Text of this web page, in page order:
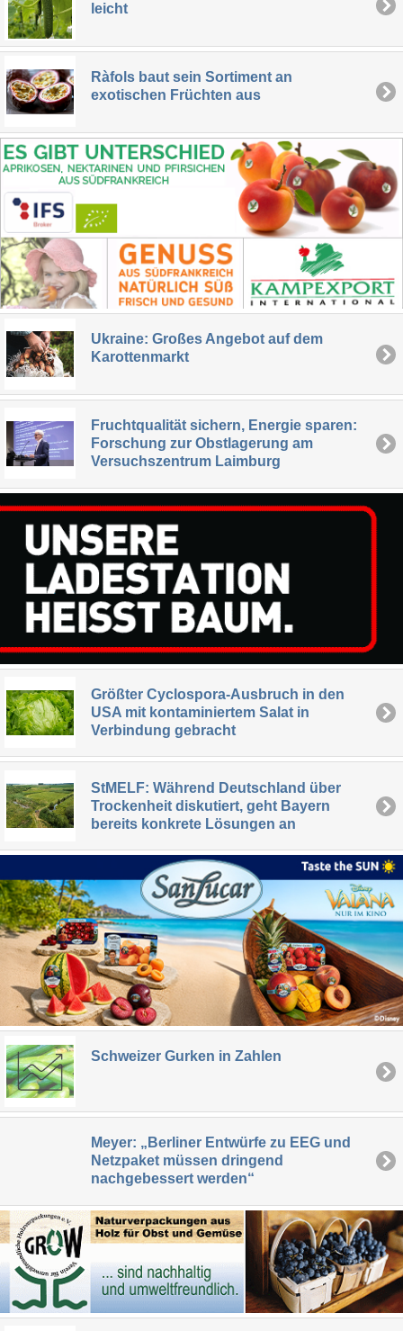
leicht
Ràfols baut sein Sortiment an
exotischen Früchten aus
Ukraine: Großes Angebot auf dem
Karottenmarkt
Fruchtqualität sichern, Energie sparen:
Forschung zur Obstlagerung am
Versuchszentrum Laimburg
Größter Cyclospora-Ausbruch in den
USA mit kontaminiertem Salat in
Verbindung gebracht
StMELF: Während Deutschland über
Trockenheit diskutiert, geht Bayern
bereits konkrete Lösungen an
Schweizer Gurken in Zahlen
Meyer: „Berliner Entwürfe zu EEG und
Netzpaket müssen dringend
nachgebessert werden“